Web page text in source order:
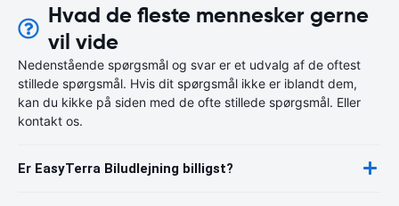
Hvad de fleste mennesker gerne
vil vide
Nedenstående spørgsmål og svar er et udvalg af de oftest
stillede spørgsmål. Hvis dit spørgsmål ikke er iblandt dem,
kan du kikke på siden med de ofte stillede spørgsmål. Eller
kontakt os.
Er EasyTerra Biludlejning billigst?